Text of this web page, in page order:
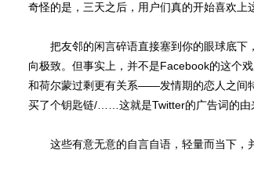
奇怪的是，三天之后，用户们真的开始喜欢上
把友邻的闲言碎语直接塞到你的眼球底下
向极致。但事实上，并不是Facebook的这个
和荷尔蒙过剩更有关系——发情期的恋人之间
买了个钥匙链/……这就是Twitter的广告词的由
这些有意无意的自言自语，轻量而当下，